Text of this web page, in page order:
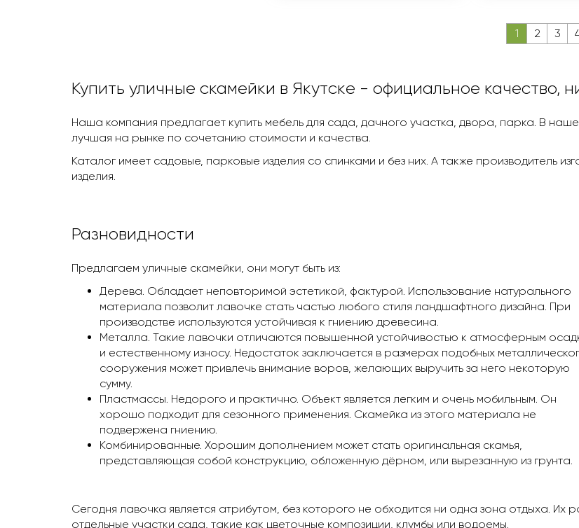
1 2 3
Купить уличные скамейки в Якутскe - официальное качество,
Наша компания предлагает купить мебель для сада, дачного участка, двора, парка. В
лучшая на рынке по сочетанию стоимости и качества.
Каталог имеет садовые, парковые изделия со спинками и без них. А также производитель
изделия.
Разновидности
Предлагаем уличные скамейки, они могут быть из:
Дерева. Обладает неповторимой эстетикой, фактурой. Использование натурального
материала позволит лавочке стать частью любого стиля ландшафтного дизайна. При
производстве используются устойчивая к гниению древесина.
Металла. Такие лавочки отличаются повышенной устойчивостью к атмосферным
и естественному износу. Недостаток заключается в размерах подобных
сооружения может привлечь внимание воров, желающих выручить за него некоторую
сумму.
Пластмассы. Недорого и практично. Объект является легким и очень мобильным. Он
хорошо подходит для сезонного применения. Скамейка из этого материала не
подвержена гниению.
Комбинированные. Хорошим дополнением может стать оригинальная скамья,
представляющая собой конструкцию, обложенную дёрном, или вырезанную из грунта.
Сегодня лавочка является атрибутом, без которого не обходится ни одна зона отдыха.
отдельные участки сада, такие как цветочные композиции, клумбы или водоемы.